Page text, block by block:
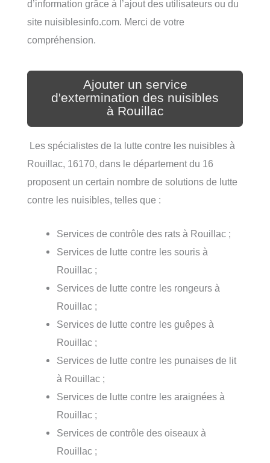
d’information grâce à l’ajout des utilisateurs ou du
site nuisiblesinfo.com. Merci de votre
compréhension.
Ajouter un service
d'extermination des nuisibles
à Rouillac
Les spécialistes de la lutte contre les nuisibles à
Rouillac, 16170, dans le département du 16
proposent un certain nombre de solutions de lutte
contre les nuisibles, telles que :
Services de contrôle des rats à Rouillac ;
Services de lutte contre les souris à
Rouillac ;
Services de lutte contre les rongeurs à
Rouillac ;
Services de lutte contre les guêpes à
Rouillac ;
Services de lutte contre les punaises de lit
à Rouillac ;
Services de lutte contre les araignées à
Rouillac ;
Services de contrôle des oiseaux à
Rouillac ;